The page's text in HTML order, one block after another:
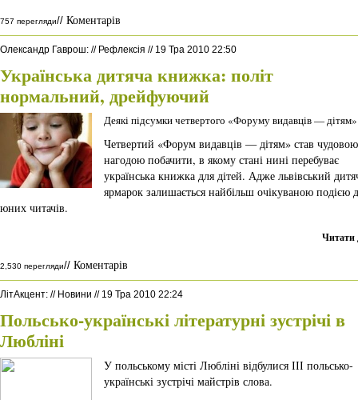
757 перегляди// Коментарів
Олександр Гаврош: // Рефлексія // 19 Тра 2010 22:50
Українська дитяча книжка: політ
нормальний, дрейфуючий
Деякі підсумки четвертого «Форуму видавців — дітям»
Четвертий «Форум видавців — дітям» став чудовою
нагодою побачити, в якому стані нині перебуває
українська книжка для дітей. Адже львівський
ярмарок залишається найбільш очікуваною подією
юних читачів.
Читати
2,530 перегляди// Коментарів
ЛітАкцент: // Новини // 19 Тра 2010 22:24
Польсько-українські літературні зустрічі в
Любліні
У польському місті Любліні відбулися ІІІ польсько-
українські зустрічі майстрів слова.